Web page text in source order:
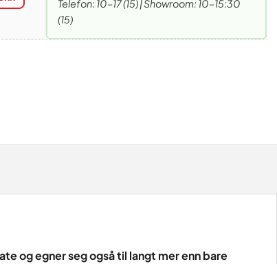
Telefon: 10–17 (15) | Showroom: 10–15:30
(15)
og egner seg også til langt mer enn bare